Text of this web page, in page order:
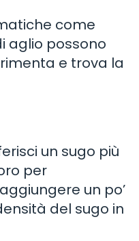
come
aglio possono
e trova la
un sugo più
per
un po’
del sugo in